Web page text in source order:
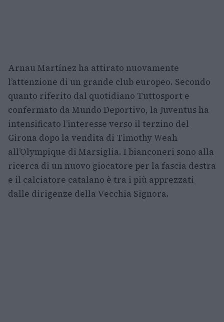
Arnau Martínez ha attirato nuovamente
l’attenzione di un grande club europeo. Secondo
quanto riferito dal quotidiano Tuttosport e
confermato da Mundo Deportivo, la Juventus ha
intensificato l’interesse verso il terzino del
Girona dopo la vendita di Timothy Weah
all’Olympique di Marsiglia. I bianconeri sono alla
ricerca di un nuovo giocatore per la fascia destra
e il calciatore catalano è tra i più apprezzati
dalle dirigenze della Vecchia Signora.